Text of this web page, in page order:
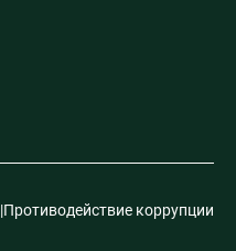
|Противодействие коррупции